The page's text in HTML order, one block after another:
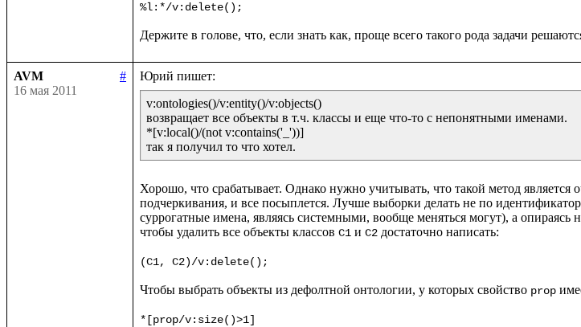
AVM
#
16 мая 2011
v:ontologies()/v:entity()/v:objects()
возвращает все объекты в т.ч. классы и еще что-то с непонятными именами.
*[v:local()/(not v:contains('_'))]
Хорошо, что срабатывает. Однако нужно учитывать, что такой метод
подчеркивания, и все посыплется. Лучше выборки делать не по
суррогатные имена, являясь системными, вообще меняться могут), а
чтобы удалить все объекты классов С1 и C2 достаточно написать:
(C1, C2)/v:delete();
Чтобы выбрать объекты из дефолтной онтологии, у которых свойство prop
*[prop/v:size()>1]